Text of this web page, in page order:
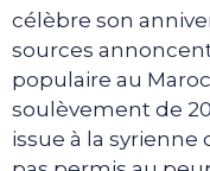
célèbre son
sources
populaire au
soulèvement de
issue à la syrienne